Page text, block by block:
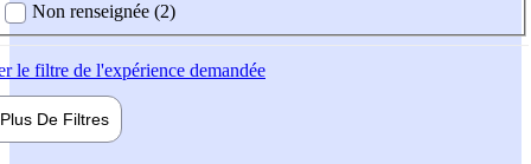
Non renseignée (2)
le filtre de l'expérience demandée
Plus De Filtres